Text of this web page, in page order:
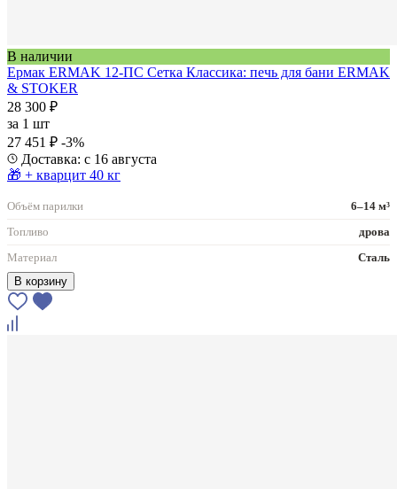
В наличии
Ермак ERMAK 12-ПС Сетка Классика: печь для бани ERMAK
& STOKER
28 300 ₽
за 1 шт
27 451 ₽ -3%
Доставка: с 16 августа
🎁 + кварцит 40 кг
Объём парилки
6–14 м³
Топливо
дрова
Материал
Сталь
В корзину